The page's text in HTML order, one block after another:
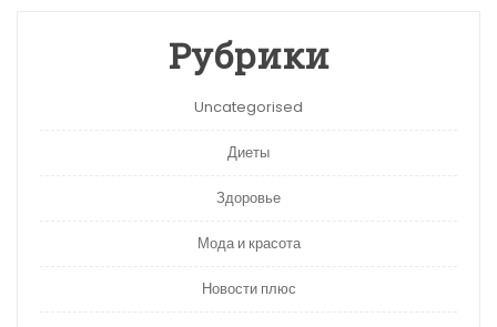
Рубрики
Uncategorised
Диеты
Здоровье
Мода и красота
Новости плюс